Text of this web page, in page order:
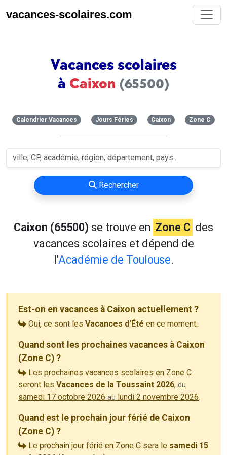
vacances-scolaires.com
Vacances scolaires
à Caixon (65500)
Calendrier Vacances Jours Féries Caixon Zone C
Rechercher
Caixon (65500) se trouve en Zone C des
vacances scolaires et dépend de
l'Académie de Toulouse.
Est-on en vacances à Caixon actuellement ?
Oui, ce sont les Vacances d'Été en ce moment.
Quand sont les prochaines vacances à Caixon
(Zone C) ?
Les prochaines vacances scolaires en Zone C
seront les Vacances de la Toussaint 2026, du
samedi 17 octobre 2026 au lundi 2 novembre 2026.
Quand est le prochain jour férié de Caixon
(Zone C) ?
Le prochain jour férié en Zone C sera le samedi 15